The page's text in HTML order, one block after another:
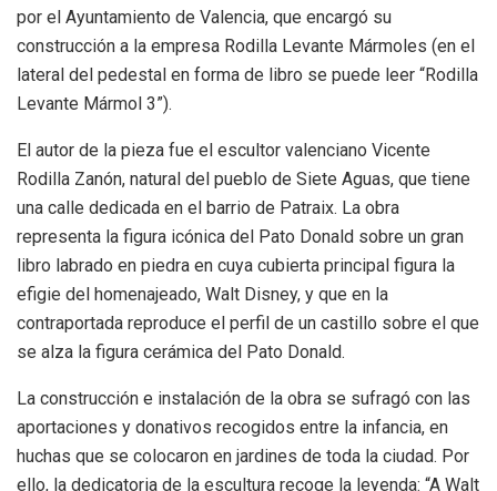
por el Ayuntamiento de Valencia, que encargó su
construcción a la empresa Rodilla Levante Mármoles (en el
lateral del pedestal en forma de libro se puede leer “Rodilla
Levante Mármol 3”).
El autor de la pieza fue el escultor valenciano Vicente
Rodilla Zanón, natural del pueblo de Siete Aguas, que tiene
una calle dedicada en el barrio de Patraix. La obra
representa la figura icónica del Pato Donald sobre un gran
libro labrado en piedra en cuya cubierta principal figura la
efigie del homenajeado, Walt Disney, y que en la
contraportada reproduce el perfil de un castillo sobre el que
se alza la figura cerámica del Pato Donald.
La construcción e instalación de la obra se sufragó con las
aportaciones y donativos recogidos entre la infancia, en
huchas que se colocaron en jardines de toda la ciudad. Por
ello, la dedicatoria de la escultura recoge la leyenda: “A Walt